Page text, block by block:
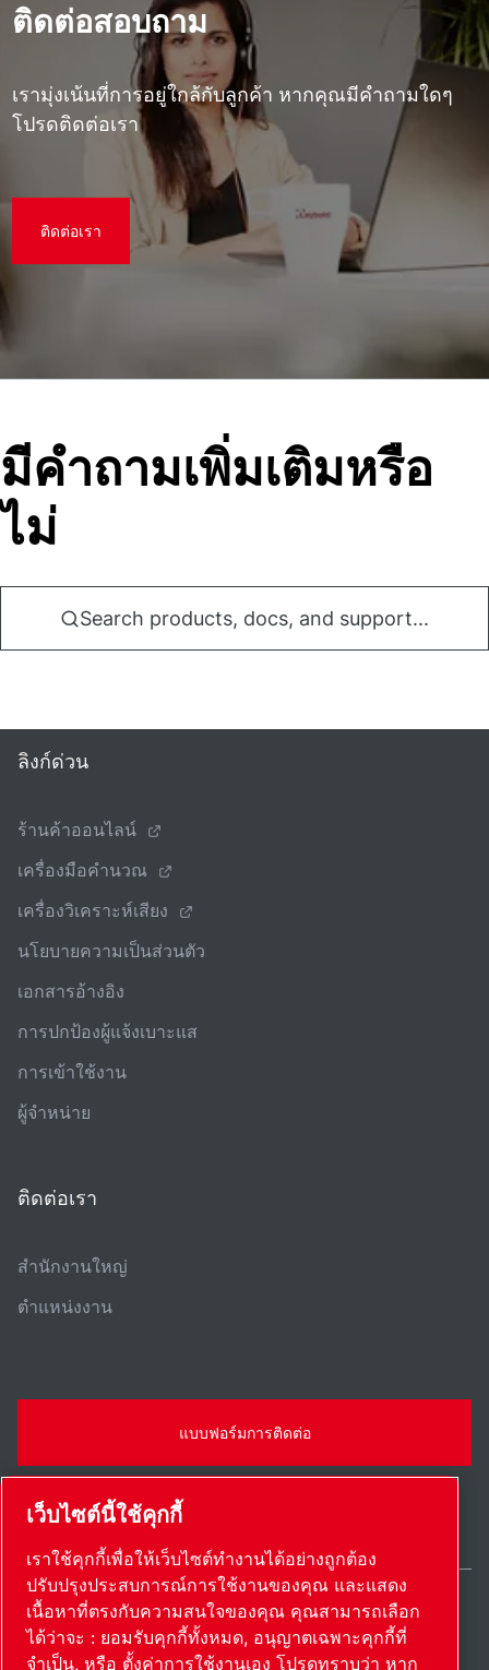
ติดต่อสอบถาม
เรามุ่งเน้นที่การอยู่ใกล้กับลูกค้า หากคุณมีคําถามใดๆ
โปรดติดต่อเรา
ติดต่อเรา
มีคําถามเพิ่มเติมหรือ
ไม่
Search products, docs, and support...
ลิงก์ด่วน
ร้านค้าออนไลน์
เครื่องมือคํานวณ
เครื่องวิเคราะห์เสียง
นโยบายความเป็นส่วนตัว
เอกสารอ้างอิง
การปกป้องผู้แจ้งเบาะแส
การเข้าใช้งาน
ผู้จําหน่าย
ติดต่อเรา
สํานักงานใหญ่
ตําแหน่งงาน
แบบฟอร์มการติดต่อ
แผนผังเว็บไซต์ตั้งค่าการใช้งานเอง © 2026 ลิขสิทธิ์
Thailand / TH
เว็บไซต์นี้ใช้คุกกี้
เราใช้คุกกี้เพื่อให้เว็บไซต์ทำงานได้อย่างถูกต้อง
ปรับปรุงประสบการณ์การใช้งานของคุณ และแสดง
เนื้อหาที่ตรงกับความสนใจของคุณ คุณสามารถเลือก
ได้ว่าจะ : ยอมรับคุกกี้ทั้งหมด, อนุญาตเฉพาะคุกกี้ที่
จำเป็น, หรือ ตั้งค่าการใช้งานเอง โปรดทราบว่า หาก